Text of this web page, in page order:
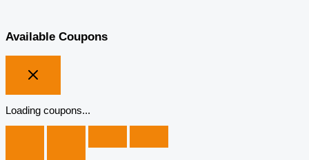
Available Coupons
Loading coupons...